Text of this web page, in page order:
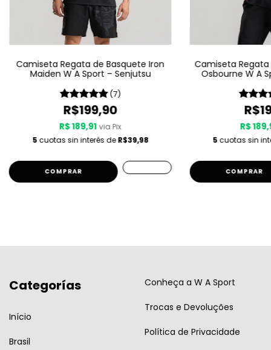
Camiseta Regata de Basquete Iron
Maiden W A Sport – Senjutsu
(7)
R$199,90
R$ 189,91 via Pix
5 cuotas sin interés deR$39,98
COMPRAR
Camiseta
Osbourne W A
R$
5 cuotas sin
COMPRAR
Categorías
Início
Brasil
Conheça a W A Sport
Trocas e Devoluções
Política de Privacidade